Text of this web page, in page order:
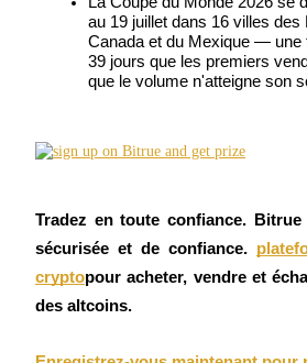
Rejoignez les meilleurs traders
au 19 juillet dans 16 villes des
Canada et du Mexique — une
39 jours que les premiers
que le volume n'atteigne son
Tradez en toute confiance.
sécurisée et de confiance.
cryptopour acheter, vendre et
des altcoins.